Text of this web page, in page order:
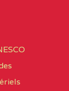
septembre